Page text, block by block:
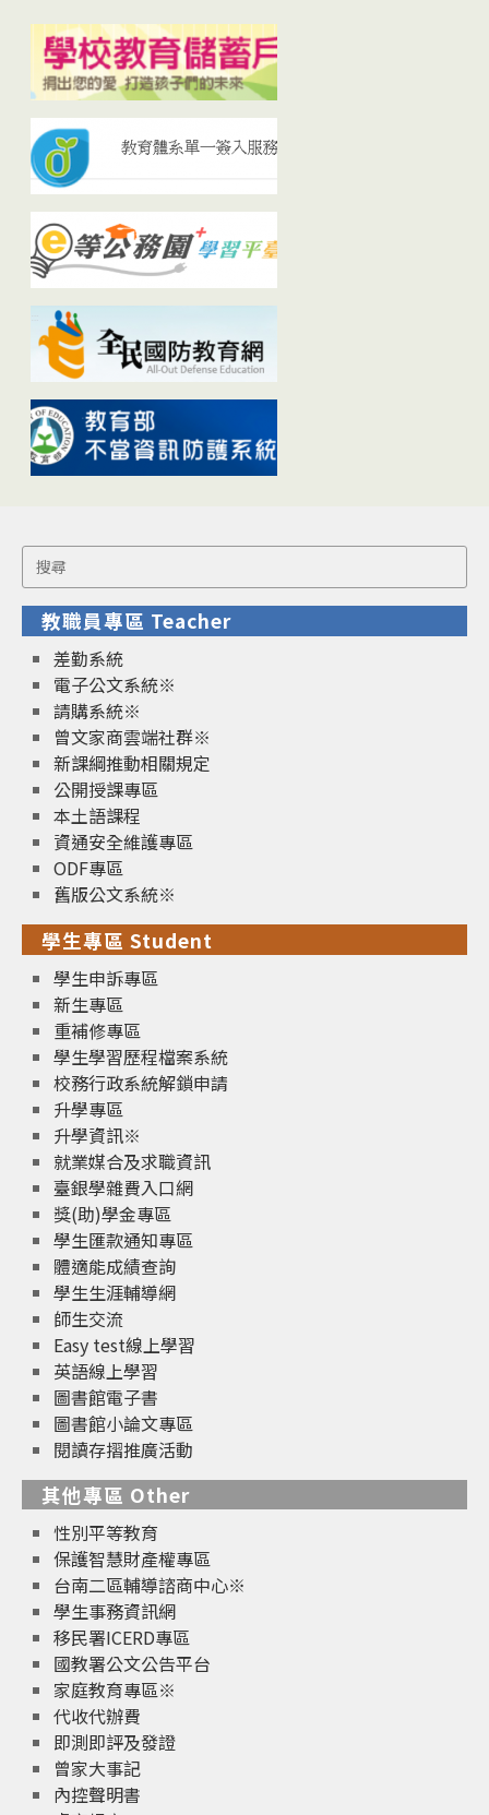
Search
for:
教職員專區 Teacher
差勤系統
電子公文系統※
請購系統※
曾文家商雲端社群※
新課綱推動相關規定
公開授課專區
本土語課程
資通安全維護專區
ODF專區
舊版公文系統※
學生專區 Student
學生申訴專區
新生專區
重補修專區
學生學習歷程檔案系統
校務行政系統解鎖申請
升學專區
升學資訊※
就業媒合及求職資訊
臺銀學雜費入口網
獎(助)學金專區
學生匯款通知專區
體適能成績查詢
學生生涯輔導網
師生交流
Easy test線上學習
英語線上學習
圖書館電子書
圖書館小論文專區
閱讀存摺推廣活動
其他專區 Other
性別平等教育
保護智慧財產權專區
台南二區輔導諮商中心※
學生事務資訊網
移民署ICERD專區
國教署公文公告平台
家庭教育專區※
代收代辦費
即測即評及發證
曾家大事記
內控聲明書